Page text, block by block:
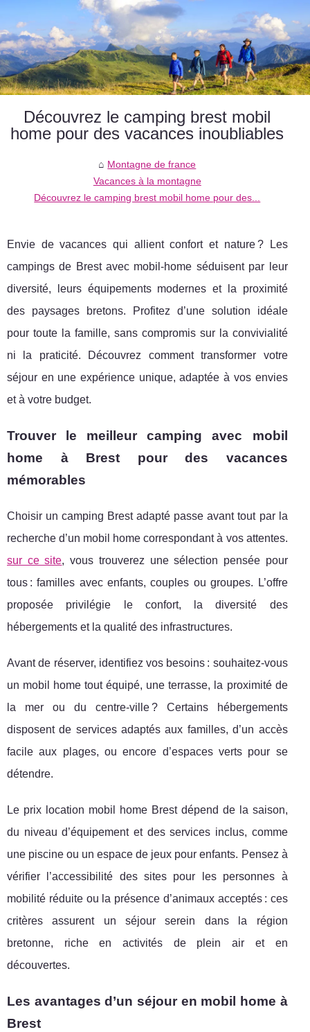
Découvrez le camping brest mobil
home pour des vacances inoubliables
Montagne de france
Vacances à la montagne
Découvrez le camping brest mobil home pour des...
Envie de vacances qui allient confort et nature ? Les
campings de Brest avec mobil-home séduisent par leur
diversité, leurs équipements modernes et la proximité
des paysages bretons. Profitez d’une solution idéale
pour toute la famille, sans compromis sur la convivialité
ni la praticité. Découvrez comment transformer votre
séjour en une expérience unique, adaptée à vos envies
et à votre budget.
Trouver le meilleur camping avec mobil
home à Brest pour des vacances
mémorables
Choisir un camping Brest adapté passe avant tout par la
recherche d’un mobil home correspondant à vos attentes.
sur ce site, vous trouverez une sélection pensée pour
tous :familles avec enfants, couples ou groupes. L’offre
proposée privilégie le confort, la diversité des
hébergements et la qualité des infrastructures.
Avant de réserver, identifiez vos besoins : souhaitez-vous
un mobil home tout équipé, une terrasse, la proximité de
la mer ou du centre-ville ? Certains hébergements
disposent de services adaptés aux familles, d’un accès
facile aux plages, ou encore d’espaces verts pour se
détendre.
Le prix location mobil home Brest dépend de la saison,
du niveau d’équipement et des services inclus, comme
une piscine ou un espace de jeux pour enfants. Pensez à
vérifier l’accessibilité des sites pour les personnes à
mobilité réduite ou la présence d’animaux acceptés : ces
critères assurent un séjour serein dans la région
bretonne, riche en activités de plein air et en
découvertes.
Les avantages d’un séjour en mobil home à
Brest